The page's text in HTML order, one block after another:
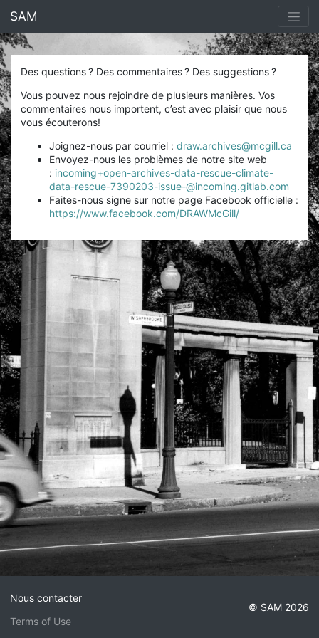
SAM
Des questions ? Des commentaires ? Des suggestions ?
Vous pouvez nous rejoindre de plusieurs manières. Vos
commentaires nous importent, c’est avec plaisir que nous
vous écouterons!
Joignez-nous par courriel : draw.archives@mcgill.ca
Envoyez-nous les problèmes de notre site web
: incoming+open-archives-data-rescue-climate-
data-rescue-7390203-issue-@incoming.gitlab.com
Faites-nous signe sur notre page Facebook officielle :
https://www.facebook.com/DRAWMcGill/
Nous contacter
Terms of Use
© SAM 2026